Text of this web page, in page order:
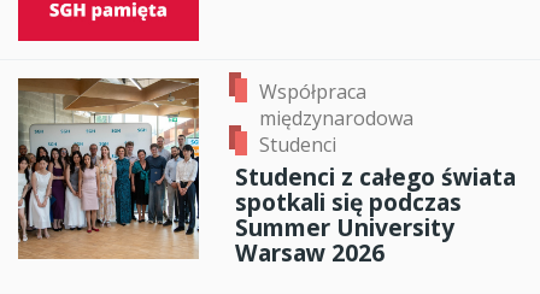
Współpraca
międzynarodowa
Studenci
Studenci z całego świata
spotkali się podczas
Summer University
Warsaw 2026